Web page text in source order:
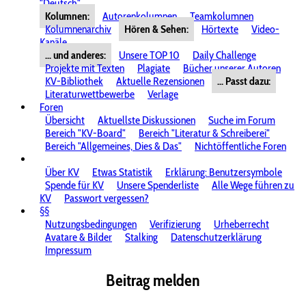
"Deutsch"
Kolumnen:
Autorenkolumnen
Teamkolumnen
Kolumnenarchiv
Hören & Sehen: Hörtexte
Video-
Kanäle
... und anderes:
Unsere TOP 10
Daily Challenge
Projekte mit Texten
Plagiate
Bücher unserer Autoren
KV-Bibliothek
Aktuelle Rezensionen
... Passt dazu:
Literaturwettbewerbe
Verlage
Foren
Übersicht
Aktuellste Diskussionen
Suche im Forum
Bereich "KV-Board"
Bereich "Literatur & Schreiberei"
Bereich "Allgemeines, Dies & Das"
Nichtöffentliche Foren
Über KV
Etwas Statistik
Erklärung: Benutzersymbole
Spende für KV
Unsere Spenderliste
Alle Wege führen zu
KV
Passwort vergessen?
§§
Nutzungsbedingungen
Verifizierung
Urheberrecht
Avatare & Bilder
Stalking
Datenschutzerklärung
Impressum
Beitrag melden